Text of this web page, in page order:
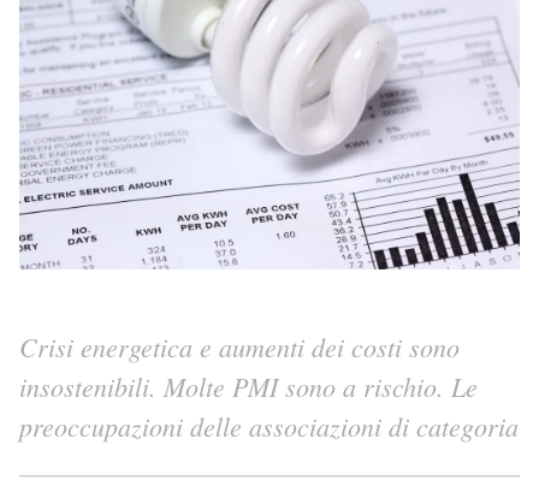
Crisi energetica e aumenti dei costi sono
insostenibili. Molte PMI sono a rischio. Le
preoccupazioni delle associazioni di categoria